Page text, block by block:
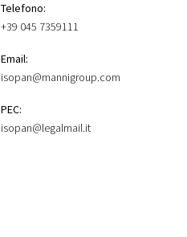
Telefono:
+39 045 7359111
Email:
isopan@mannigroup.com
PEC:
isopan@legalmail.it